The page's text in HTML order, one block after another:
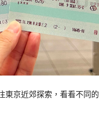
京近郊探索，看看不同